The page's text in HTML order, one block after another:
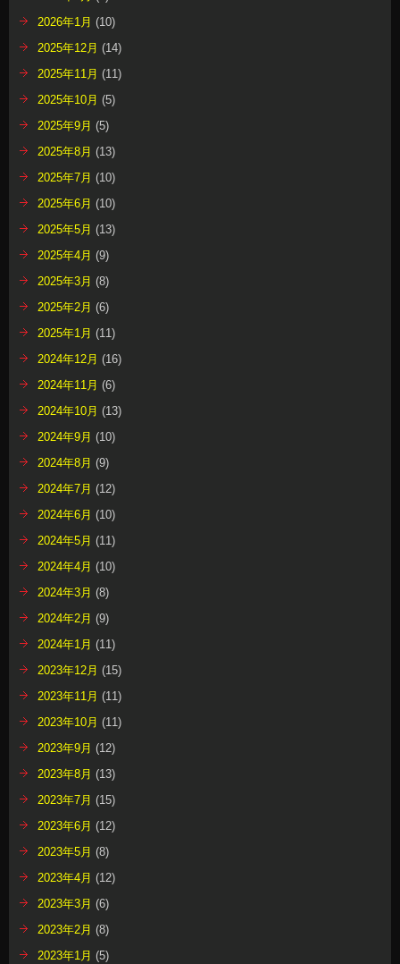
2026年1月 (10)
2025年12月 (14)
2025年11月 (11)
2025年10月 (5)
2025年9月 (5)
2025年8月 (13)
2025年7月 (10)
2025年6月 (10)
2025年5月 (13)
2025年4月 (9)
2025年3月 (8)
2025年2月 (6)
2025年1月 (11)
2024年12月 (16)
2024年11月 (6)
2024年10月 (13)
2024年9月 (10)
2024年8月 (9)
2024年7月 (12)
2024年6月 (10)
2024年5月 (11)
2024年4月 (10)
2024年3月 (8)
2024年2月 (9)
2024年1月 (11)
2023年12月 (15)
2023年11月 (11)
2023年10月 (11)
2023年9月 (12)
2023年8月 (13)
2023年7月 (15)
2023年6月 (12)
2023年5月 (8)
2023年4月 (12)
2023年3月 (6)
2023年2月 (8)
2023年1月 (5)